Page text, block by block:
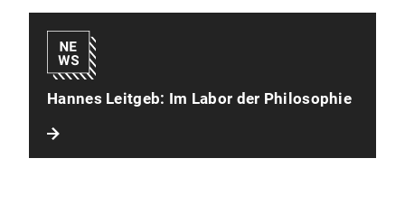
Hannes Leitgeb: Im Labor der Philosophie